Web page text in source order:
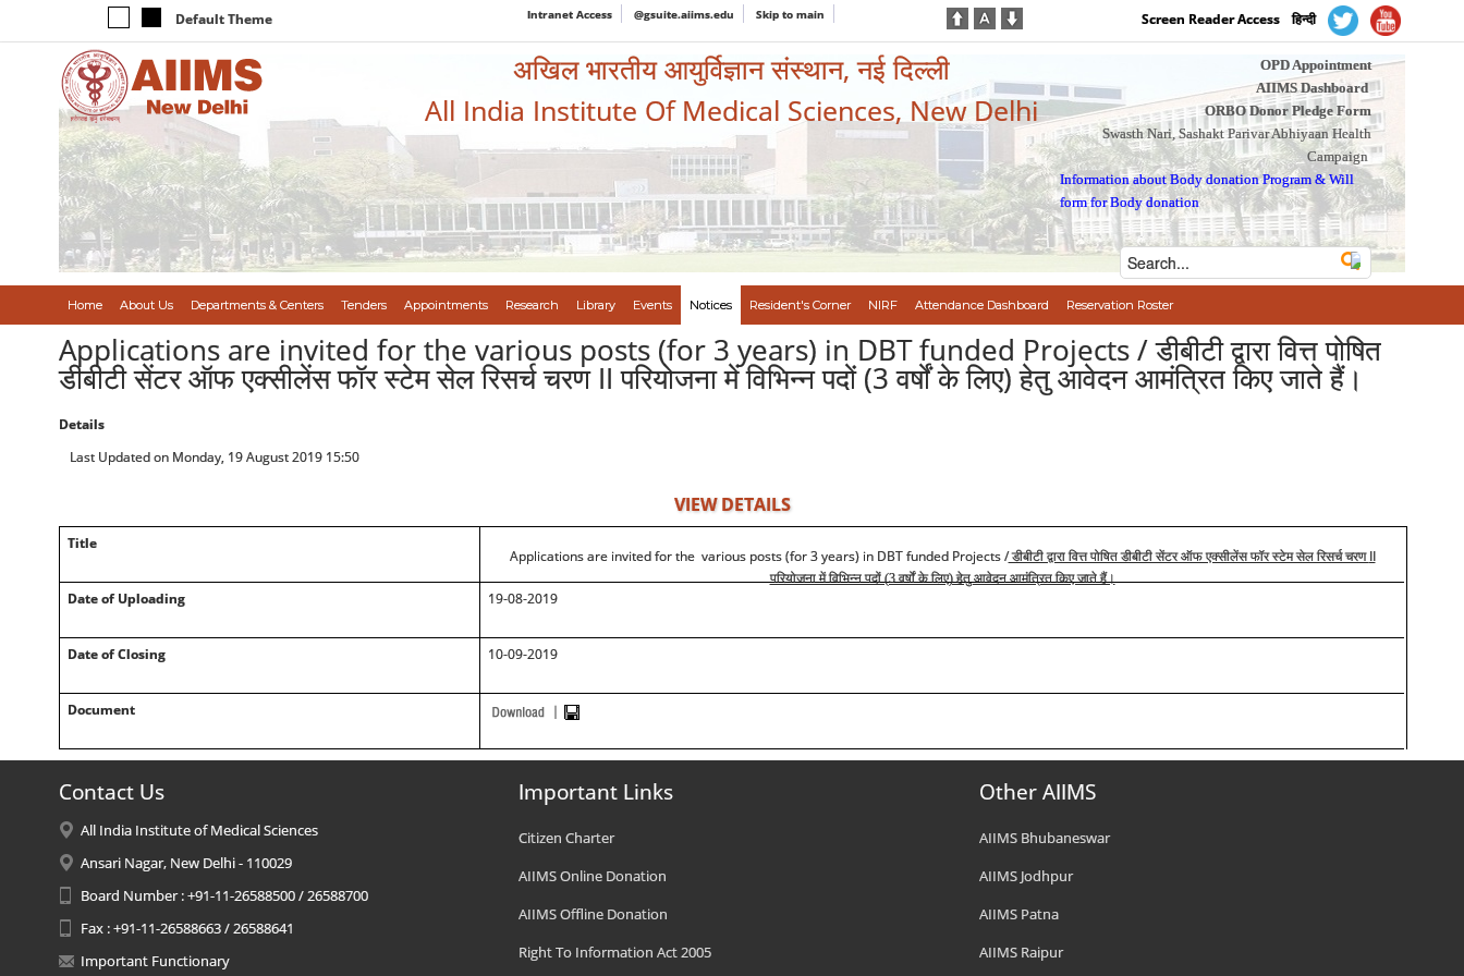
Default Theme Intranet Access @gsuite.aiims.edu Skip to main Screen Reader Access हिन्दी
अखिल भारतीय आयुर्विज्ञान संस्थान, नई दिल्ली
All India Institute Of Medical Sciences, New Delhi
OPD Appointment
AIIMS Dashboard
ORBO Donor Pledge Form
Swasth Nari, Sashakt Parivar Abhiyaan Health
Campaign
Information about Body donation Program &Will
form for Body donation
Home About Us Departments & Centers Tenders Appointments Research Library Events Notices Resident's Corner NIRF Attendance Dashboard Reservation Roster
Applications are invited for the various posts (for 3 years) in DBT funded Projects / डीबीटी द्वारा वित्त पोषित
डीबीटी सेंटर ऑफ एक्सीलेंस फॉर स्टेम सेल रिसर्च चरण II परियोजना में विभिन्न पदों (3 वर्षों के लिए) हेतु आवेदन आमंत्रित किए जाते हैं।
Details
Last Updated on Monday, 19 August 2019 15:50
VIEW DETAILS
Title
Applications are invited for the various posts (for 3 years) in DBT funded Projects /डीबीटी द्वारा वित्त पोषित डीबीटी सेंटर ऑफ एक्सीलेंस फॉर स्टेम सेल रिसर्च चरण II
परियोजना में विभिन्न पदों (3 वर्षों के लिए) हेतु आवेदन आमंत्रित किए जाते हैं।
Date of Uploading 19-08-2019
Date of Closing 10-09-2019
Document
Contact Us
All India Institute of Medical Sciences
Ansari Nagar, New Delhi - 110029
Board Number : +91-11-26588500 / 26588700
Fax : +91-11-26588663 / 26588641
Important Functionary
Important Links
Citizen Charter
AIIMS Online Donation
AIIMS Offline Donation
Right To Information Act 2005
Other AIIMS
AIIMS Bhubaneswar
AIIMS Jodhpur
AIIMS Patna
AIIMS Raipur